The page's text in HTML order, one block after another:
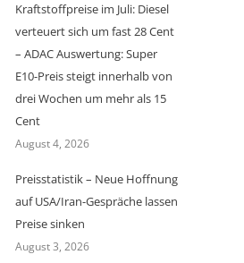
Kraftstoffpreise im Juli: Diesel
verteuert sich um fast 28 Cent
– ADAC Auswertung: Super
E10-Preis steigt innerhalb von
drei Wochen um mehr als 15
Cent
August 4, 2026
Preisstatistik – Neue Hoffnung
auf USA/Iran-Gespräche lassen
Preise sinken
August 3, 2026